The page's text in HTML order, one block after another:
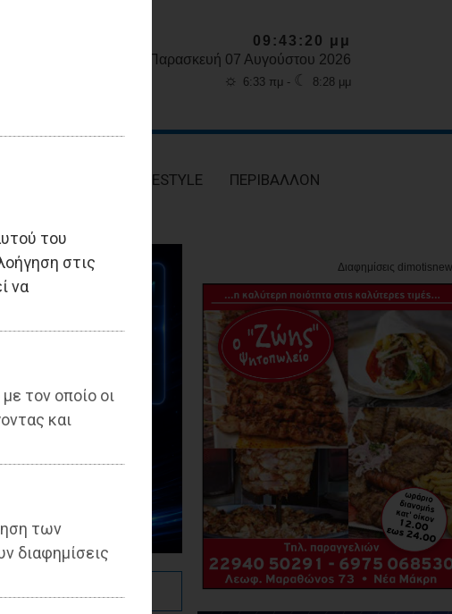
του
στις
να
τον οποίο οι
και
των
διαφημίσεις
09:43:21 μμ
Παρασκευή 07 Αυγούστου 2026
☼ 6:33 πμ - ☾ 8:28 μμ
LIFESTYLE ΠΕΡΙΒΑΛΛΟΝ